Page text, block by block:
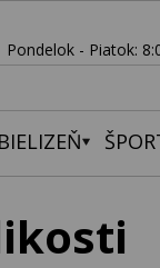
Pondelok - Piatok: